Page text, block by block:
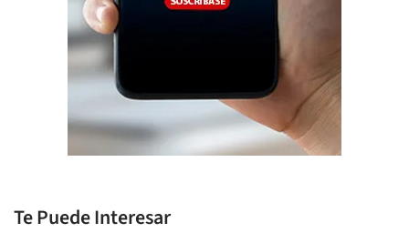
Te Puede Interesar